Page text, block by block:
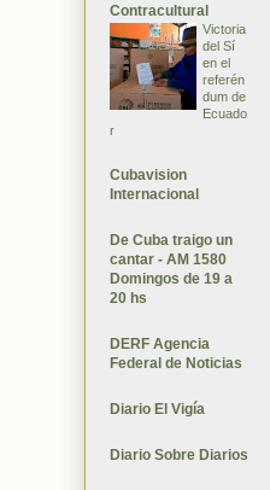
Contracultural
Victoria
del Sí
en el
referén
dum de
Ecuado
r
Cubavision
Internacional
De Cuba traigo un
cantar - AM 1580
Domingos de 19 a
20 hs
DERF Agencia
Federal de Noticias
Diario El Vigía
Diario Sobre Diarios